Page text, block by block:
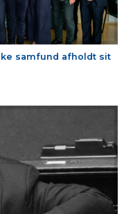
samfund afholdt sit